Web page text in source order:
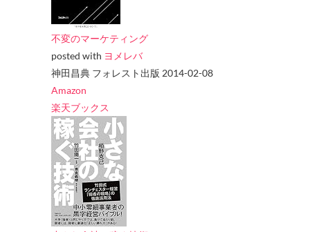
不変のマーケティング
posted with ヨメレバ
神田昌典 フォレスト出版 2014-02-08
Amazon
楽天ブックス